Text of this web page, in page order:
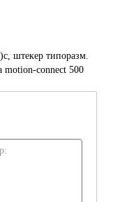
штекер типоразм.
motion-connect 500